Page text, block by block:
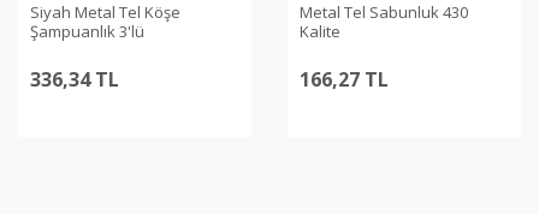
Siyah Metal Tel Köşe
Şampuanlık 3'lü
336,34 TL
Metal Tel Sabunluk 430
Kalite
166,27 TL